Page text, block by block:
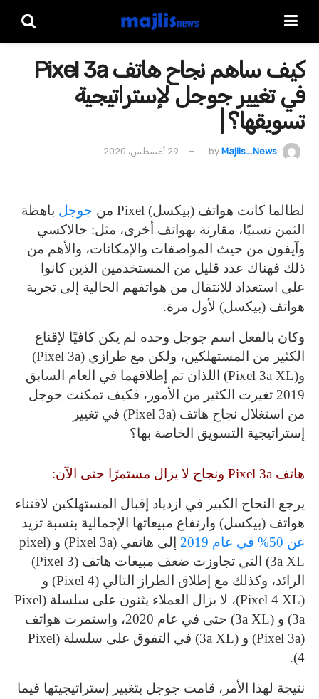
كيف ساهم نجاح هاتف Pixel 3a
في تغيير جوجل لإستراتيجية
تسويقها؟ |
by Majlis_News 29 أغسطس، 2020
لطالما كانت هواتف (بيكسل) Pixel من جوجل باهظة
الثمن نسبيًا، مقارنة بهواتف أخرى، مثل: جالاكسي
وآيفون من حيث المواصفات والإمكانات، والأهم من
ذلك فهناك عدد قليل من المستخدمين الذين كانوا
على استعداد للانتقال من هواتفهم الحالية إلى تجربة
هواتف (بيكسل) لأول مرة.
وكان بالفعل اسم جوجل وحده لم يكن كافيًا لإقناع
الكثير من المستهلكين، ولكن مع طرازي (Pixel 3a)
و(Pixel 3a XL) اللذان تم إطلاقهما في العام السابق
2019 تغيرت الكثير من الأمور، فكيف تمكنت جوجل
من استغلال نجاح هاتف (Pixel 3a) في تغيير
إستراتيجية التسويق الخاصة بها؟
هاتف Pixel 3a ونجاح لا يزال مستمرًا حتى الآن:
يرجع النجاح الكبير في ازدياد إقبال المستهلكين لاقتناء
هواتف (بيكسل) وارتفاع مبيعاتها الإجمالية بنسبة تزيد
عن 50% في عام 2019
إلى هاتفي (Pixel 3a) و (pixel
3a XL) التي تجاوزت ضعف مبيعات هاتف (Pixel 3)
الرائد، وكذلك
مع إطلاق الطراز التالي (Pixel 4) و
(Pixel 4 XL)، لا يزال العملاء يثنون على سلسلة (Pixel
3a) و (3a XL) حتى في عام 2020، واستمرت هواتف
(Pixel 3a) و (3a XL) في التفوق على سلسلة (Pixel
4).
نتيجة لهذا الأمر، قامت جوجل بتغيير إستراتيجيتها فيما